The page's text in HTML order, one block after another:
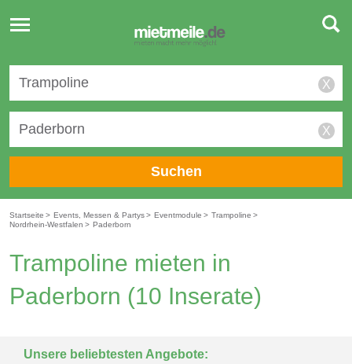
Toggle
navigation
X
X
Suchen
Startseite > Events, Messen & Partys> Eventmodule > Trampoline >
Nordrhein-Westfalen > Paderborn
Trampoline mieten in
Paderborn (10 Inserate)
Unsere beliebtesten Angebote: